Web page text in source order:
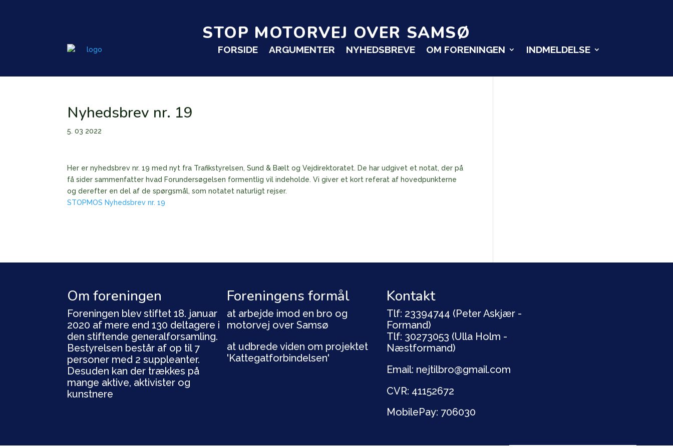
STOP MOTORVEJ OVER SAMSØ
FORSIDE ARGUMENTER NYHEDSBREVE OM FORENINGEN INDMELDELSE
Nyhedsbrev nr. 19
5. 03 2022
Her er nyhedsbrev nr. 19 med nyt fra Trafikstyrelsen, Sund & Bælt og Vejdirektoratet. De har udgivet et notat, der på
få sider sammenfatter hvad Forundersøgelsen formentlig vil indeholde. Vi giver et kort referat af hovedpunkterne
og derefter en del af de spørgsmål, som notatet naturligt rejser.
STOPMOS Nyhedsbrev nr. 19
Om foreningen
Foreningen blev stiftet 18. januar
2020 af mere end 130 deltagere i
den stiftende generalforsamling.
Bestyrelsen består af op til 7
personer med 2 suppleanter.
Desuden kan der trækkes på
mange aktive, aktivister og
kunstnere
Foreningens formål
at arbejde imod en bro og
motorvej over Samsø
at udbrede viden om projektet
'Kattegatforbindelsen'
Kontakt
Tlf: 23394744 (Peter Askjær -
Formand)
Tlf: 30273053 (Ulla Holm -
Næstformand)
Email: nejtilbro@gmail.com
CVR: 41152672
MobilePay: 706030